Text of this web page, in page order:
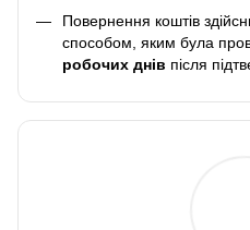
Повернення коштів
способом, яким була
робочих днів після